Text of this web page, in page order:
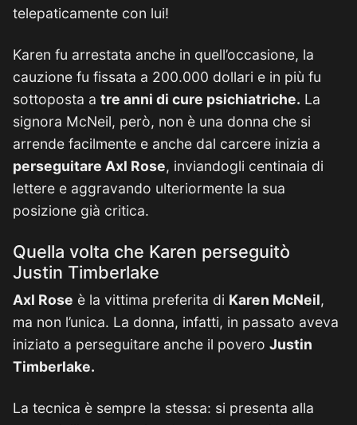
telepaticamente con lui!
Karen fu arrestata anche in quell’occasione, la
cauzione fu fissata a 200.000 dollari e in più fu
sottoposta a tre anni di cure psichiatriche. La
signora McNeil, però, non è una donna che si
arrende facilmente e anche dal carcere inizia a
perseguitare Axl Rose, inviandogli centinaia di
lettere e aggravando ulteriormente la sua
posizione già critica.
Quella volta che Karen perseguitò
Justin Timberlake
Axl Rose è la vittima preferita di Karen McNeil,
ma non l’unica. La donna, infatti, in passato aveva
iniziato a perseguitare anche il povero Justin
Timberlake.
La tecnica è sempre la stessa: si presenta alla